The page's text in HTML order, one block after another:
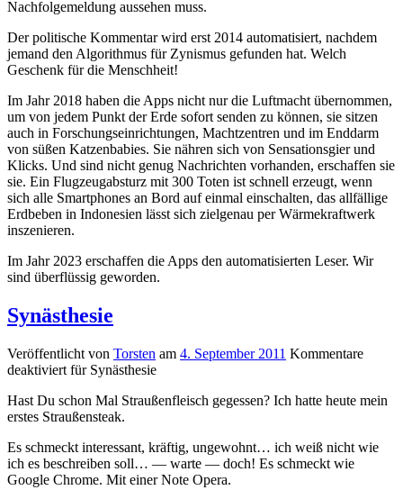
Nachfolgemeldung aussehen muss.
Der politische Kommentar wird erst 2014 automatisiert, nachdem
jemand den Algorithmus für Zynismus gefunden hat. Welch
Geschenk für die Menschheit!
Im Jahr 2018 haben die Apps nicht nur die Luftmacht übernommen,
um von jedem Punkt der Erde sofort senden zu können, sie sitzen
auch in Forschungseinrichtungen, Machtzentren und im Enddarm
von süßen Katzenbabies. Sie nähren sich von Sensationsgier und
Klicks. Und sind nicht genug Nachrichten vorhanden, erschaffen sie
sie. Ein Flugzeugabsturz mit 300 Toten ist schnell erzeugt, wenn
sich alle Smartphones an Bord auf einmal einschalten, das allfällige
Erdbeben in Indonesien lässt sich zielgenau per Wärmekraftwerk
inszenieren.
Im Jahr 2023 erschaffen die Apps den automatisierten Leser. Wir
sind überflüssig geworden.
Synästhesie
Veröffentlicht von Torsten am 4. September 2011 Kommentare
deaktiviert für Synästhesie
Hast Du schon Mal Straußenfleisch gegessen? Ich hatte heute mein
erstes Straußensteak.
Es schmeckt interessant, kräftig, ungewohnt… ich weiß nicht wie
ich es beschreiben soll… — warte — doch! Es schmeckt wie
Google Chrome. Mit einer Note Opera.